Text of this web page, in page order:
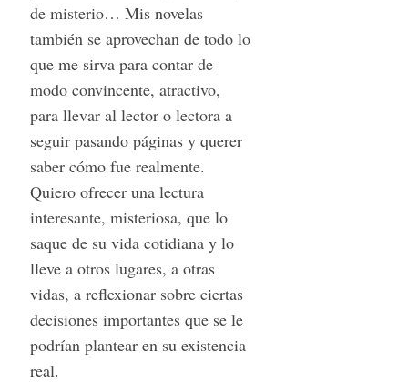
de misterio… Mis novelas
también se aprovechan de todo lo
que me sirva para contar de
modo convincente, atractivo,
para llevar al lector o lectora a
seguir pasando páginas y querer
saber cómo fue realmente.
Quiero ofrecer una lectura
interesante, misteriosa, que lo
saque de su vida cotidiana y lo
lleve a otros lugares, a otras
vidas, a reflexionar sobre ciertas
decisiones importantes que se le
podrían plantear en su existencia
real.